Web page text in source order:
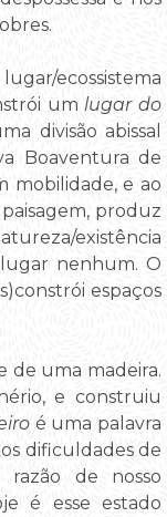
ecossistema
um lugar do
divisão abissal
Boaventura de
mobilidade, e ao
produz
existência
nenhum. O
espaços
de uma madeira.
e construiu
é uma palavra
dificuldades de
razão de nosso
é esse estado